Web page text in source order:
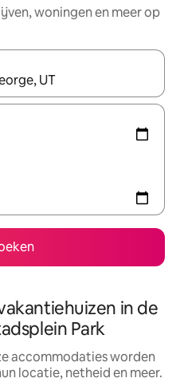
woningen en meer op
zijn, maak je een keuze
in de
Park
accommodaties worden
locatie, netheid en meer.